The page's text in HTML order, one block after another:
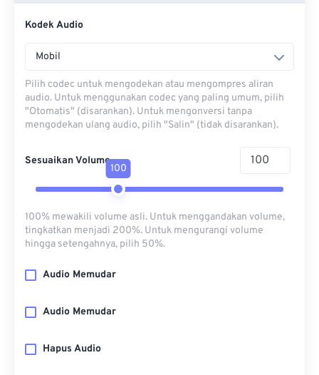
Kodek Audio
Mobil
Pilih codec untuk mengodekan atau mengompres aliran
audio. Untuk menggunakan codec yang paling umum, pilih
"Otomatis" (disarankan). Untuk mengonversi tanpa
mengodekan ulang audio, pilih "Salin" (tidak disarankan).
Sesuaikan Volume
100
100% mewakili volume asli. Untuk menggandakan volume,
tingkatkan menjadi 200%. Untuk mengurangi volume
hingga setengahnya, pilih 50%.
Audio Memudar
Audio Memudar
Hapus Audio